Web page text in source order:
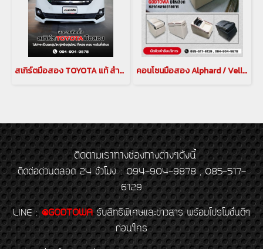
สเกิร์ตมือสอง TOYOTA แท้ สำหรับ VELLFIRE 2015 คอนโซนมือสอง Alphard / Vellfire 20
ติดตามเราทางช่องทางต่างๆดังนี้
ติดต่อด่วนตลอด 24 ชั่วโมง : 094-904-9878 , 085-517-
6129
LINE : @GODTOWA รับสิทธิพิเศษและข่าวสาร พร้อมโปรโมชั่นดีๆ
ก่อนใคร